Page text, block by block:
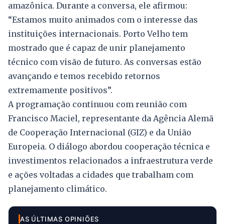
amazônica. Durante a conversa, ele afirmou:
“Estamos muito animados com o interesse das
instituições internacionais. Porto Velho tem
mostrado que é capaz de unir planejamento
técnico com visão de futuro. As conversas estão
avançando e temos recebido retornos
extremamente positivos”.
A programação continuou com reunião com
Francisco Maciel, representante da Agência Alemã
de Cooperação Internacional (GIZ) e da União
Europeia. O diálogo abordou cooperação técnica e
investimentos relacionados a infraestrutura verde
e ações voltadas a cidades que trabalham com
planejamento climático.
AS ÚLTIMAS OPINIÕES